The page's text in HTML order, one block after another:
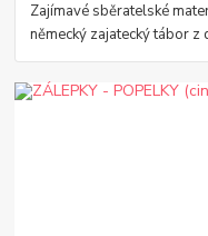
Zajímavé sběratelské
německý zajatecký tábor